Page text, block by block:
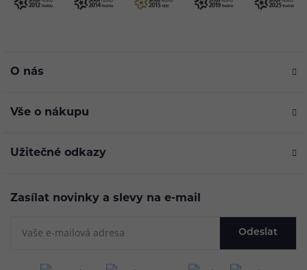
O nás
Vše o nákupu
Užitečné odkazy
Zasílat novinky a slevy na e-mail
Odeslat